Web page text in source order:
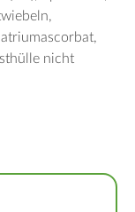
nicht